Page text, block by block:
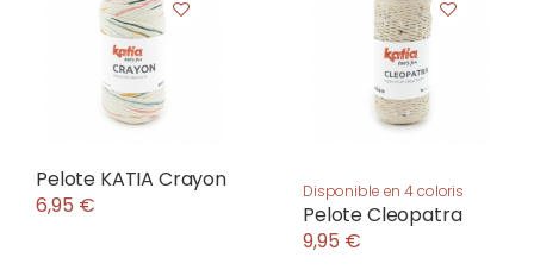
Pelote KATIA Crayon
6,95 €
Disponible en 4 coloris
Pelote Cleopatra
9,95 €